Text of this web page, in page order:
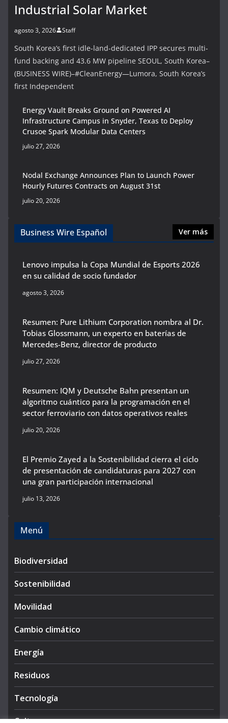
Industrial Solar Market
agosto 3, 2026 Staff
South Korea’s first idle-land-dedicated IPP secures multi-
fund backing and 43.6 MW pipeline SEOUL, South Korea–
(BUSINESS WIRE)–#CleanEnergy—Lumora, South Korea’s
first Independent
Energy Vault Breaks Ground on Powered AI
Infrastructure Campus in Snyder, Texas to Deploy
Crusoe Spark Modular Data Centers
julio 27, 2026
Nodal Exchange Announces Plan to Launch Power
Hourly Futures Contracts on August 31st
julio 20, 2026
Business Wire Español Ver más
Lenovo impulsa la Copa Mundial de Esports 2026
en su calidad de socio fundador
agosto 3, 2026
Resumen: Pure Lithium Corporation nombra al Dr.
Tobias Glossmann, un experto en baterías de
Mercedes-Benz, director de producto
julio 27, 2026
Resumen: IQM y Deutsche Bahn presentan un
algoritmo cuántico para la programación en el
sector ferroviario con datos operativos reales
julio 20, 2026
El Premio Zayed a la Sostenibilidad cierra el ciclo
de presentación de candidaturas para 2027 con
una gran participación internacional
julio 13, 2026
Menú
Biodiversidad
Sostenibilidad
Movilidad
Cambio climático
Energía
Residuos
Tecnología